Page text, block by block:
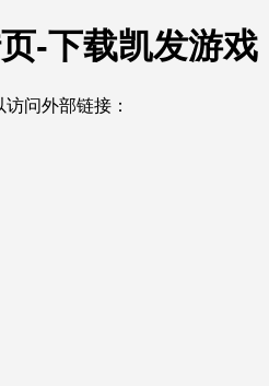
-下载凯发游戏
问外部链接：